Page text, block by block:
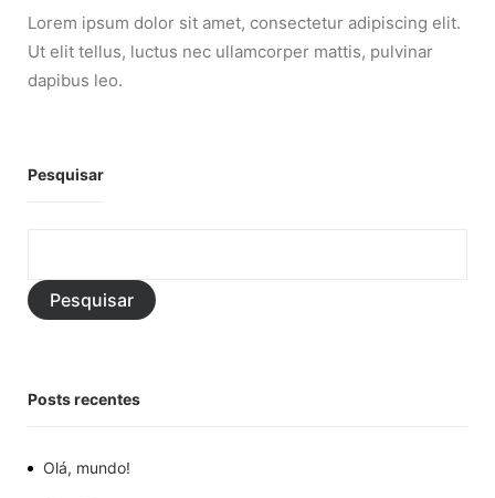
Lorem ipsum dolor sit amet, consectetur adipiscing elit.
Ut elit tellus, luctus nec ullamcorper mattis, pulvinar
dapibus leo.
Pesquisar
Pesquisar
Posts recentes
Olá, mundo!